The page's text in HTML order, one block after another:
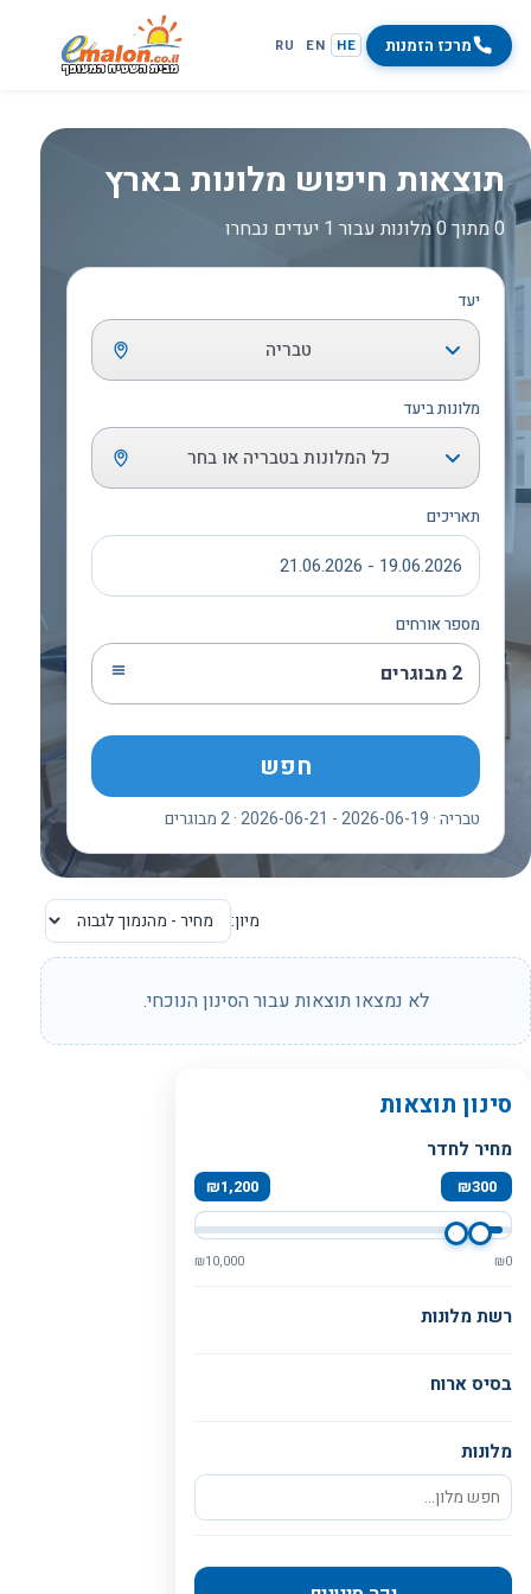
מרכז הזמנות HE
EN
RU
תוצאות חיפוש מלונות בארץ
0 מתוך 0 מלונות עבור 1 יעדים נבחרו
יעד
טבריה
מלונות ביעד
כל המלונות בטבריה או בחר
תאריכים
19.06.2026 - 21.06.2026
מספר אורחים
2 מבוגרים
חפש
טבריה · 2026-06-19 - 2026-06-21 · 2 מבוגרים
מיון:
לא נמצאו תוצאות עבור הסינון הנוכחי.
סינון תוצאות
מחיר לחדר
₪300
₪1,200
₪0
₪10,000
רשת מלונות
בסיס ארוח
מלונות